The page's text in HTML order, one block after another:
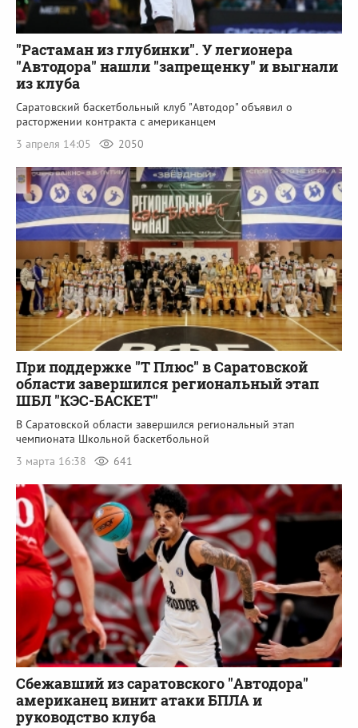
"Растаман из глубинки". У легионера
"Автодора" нашли "запрещенку" и выгнали
из клуба
Саратовский баскетбольный клуб "Автодор" объявил о
расторжении контракта с американцем
3 апреля 14:05
2050
При поддержке "Т Плюс" в Саратовской
области завершился региональный этап
ШБЛ "КЭС-БАСКЕТ"
В Саратовской области завершился региональный этап
чемпионата Школьной баскетбольной
3 марта 16:38
641
Сбежавший из саратовского "Автодора"
американец винит атаки БПЛА и
руководство клуба